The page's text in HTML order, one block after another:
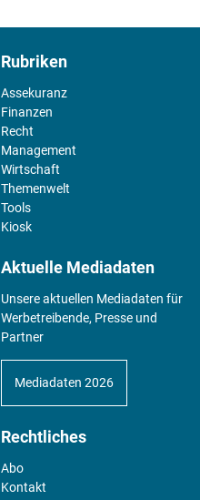
Rubriken
Assekuranz
Finanzen
Recht
Management
Wirtschaft
Themenwelt
Tools
Kiosk
Aktuelle Mediadaten
Unsere aktuellen Mediadaten für
Werbetreibende, Presse und
Partner
Mediadaten 2026
Rechtliches
Abo
Kontakt